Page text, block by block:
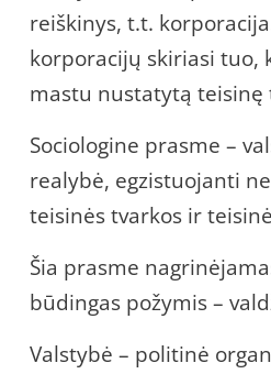
reiškinys, t.t.
korporacijų skiriasi tuo,
mastu nustatytą teisinę
Sociologine prasme –
realybė, egzistuojanti
teisinės tvarkos ir
Šia prasme
būdingas požymis –
Valstybė – politinė